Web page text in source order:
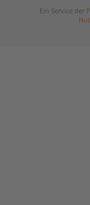
Ein Service der